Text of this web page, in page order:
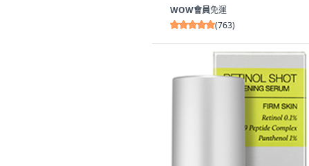
WOW會員免運
(763)